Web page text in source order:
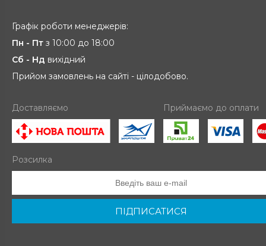
Графік роботи менеджерів:
Пн - Пт з 10:00 до 18:00
Сб - Нд вихідний
Прийом замовлень на сайті - цілодобово.
Доставляємо Приймаємо до оплати
Розсилка
ПІДПИСАТИСЯ